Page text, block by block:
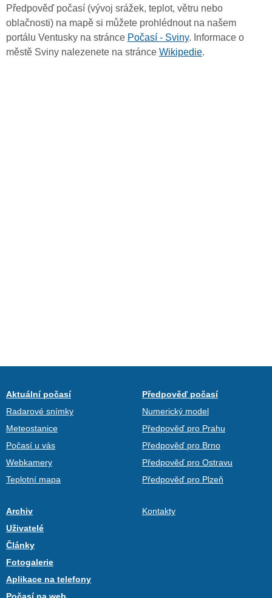
Předpověď počasí (vývoj srážek, teplot, větru nebo
oblačnosti) na mapě si můžete prohlédnout na našem
portálu Ventusky na stránce Počasí - Sviny. Informace o
městě Sviny nalezenete na stránce Wikipedie.
Aktuální počasí
Radarové snímky
Meteostanice
Počasí u vás
Webkamery
Teplotní mapa
Předpověď počasí
Numerický model
Předpověď pro Prahu
Předpověď pro Brno
Předpověď pro Ostravu
Předpověď pro Plzeň
Archiv
Uživatelé
Články
Fotogalerie
Aplikace na telefony
Kontakty